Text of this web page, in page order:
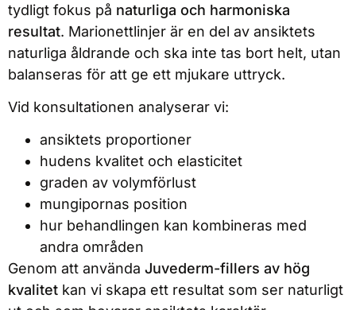
tydligt fokus på naturliga och harmoniska
resultat. Marionettlinjer är en del av ansiktets
naturliga åldrande och ska inte tas bort helt, utan
balanseras för att ge ett mjukare uttryck.
Vid konsultationen analyserar vi:
ansiktets proportioner
hudens kvalitet och elasticitet
graden av volymförlust
mungipornas position
hur behandlingen kan kombineras med
andra områden
Genom att använda Juvederm-fillers av hög
kvalitet kan vi skapa ett resultat som ser naturligt